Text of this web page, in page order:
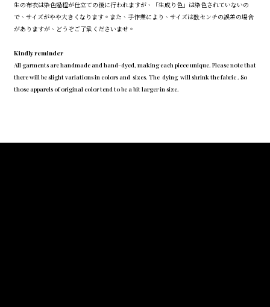
生の布衣は染色過程が仕立ての後に行われますが、「生成り色」は染色されていないの
で、サイズがやや大きくなります。また、手作業により、サイズは数センチの誤差の場合
がありますが、どうぞご了承くださいませ。
Kindly reminder
All garments are handmade and hand-dyed, making each piece unique. Please note that
there will be slight variations in colors and sizes. The dying will shrink the fabric . So
those apparels of original color tend to be a bit larger in size.